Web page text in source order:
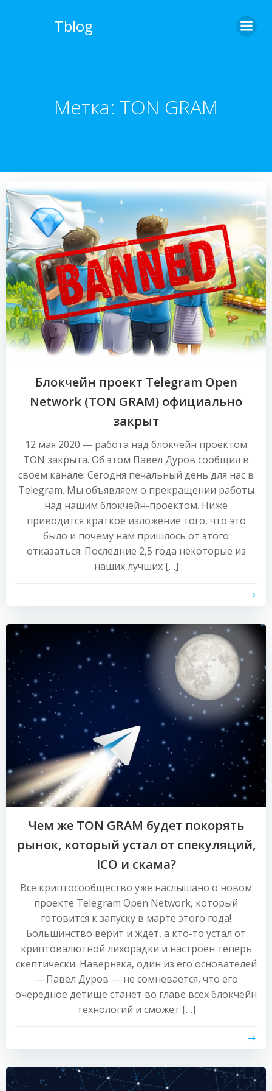
Tblog
Метка: TON GRAM
Блокчейн проект Telegram Open
Network (TON GRAM) официально
закрыт
12 мая 2020 — работа над блокчейн проектом
TON закрыта. Об этом Павел Дуров сообщил в
своём канале: Сегодня печальный день для нас в
Telegram. Мы объявляем о прекращении работы
над нашим блокчейн-проектом. Ниже
приводится краткое изложение того, что это
было и почему нам пришлось от этого
отказаться. Последние 2,5 года некоторые из
наших лучших […]
Чем же TON GRAM будет покорять
рынок, который устал от спекуляций,
ICO и скама?
Все криптосообщество уже наслышано о новом
проекте Telegram Open Network, который
готовится к запуску в марте этого года!
Большинство верит и ждёт, а кто-то устал от
криптовалютной лихорадки и настроен теперь
скептически. Наверняка, один из его основателей
— Павел Дуров — не сомневается, что его
очередное детище станет во главе всех блокчейн
технологий и сможет […]